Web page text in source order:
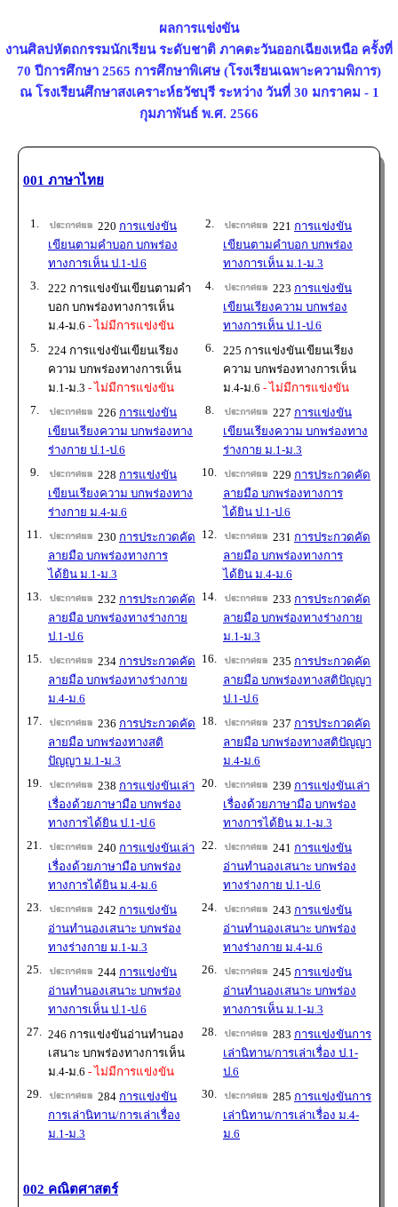
ผลการแข่งขัน
งานศิลปหัตถกรรมนักเรียน ระดับชาติ ภาคตะวันออกเฉียงเหนือ ครั้งที่
70 ปีการศึกษา 2565 การศึกษาพิเศษ (โรงเรียนเฉพาะความพิการ)
ณ โรงเรียนศึกษาสงเคราะห์ธวัชบุรี ระหว่าง วันที่ 30 มกราคม - 1
กุมภาพันธ์ พ.ศ. 2566
001 ภาษาไทย
1. 220 การแข่งขัน
เขียนตามคำบอก บกพร่อง
ทางการเห็น ป.1-ป.6
2. 221 การแข่งขัน
เขียนตามคำบอก บกพร่อง
ทางการเห็น ม.1-ม.3
3.
222 การแข่งขันเขียนตามคำ
บอก บกพร่องทางการเห็น
ม.4-ม.6 - ไม่มีการแข่งขัน
4. 223 การแข่งขัน
เขียนเรียงความ บกพร่อง
ทางการเห็น ป.1-ป.6
5.
224 การแข่งขันเขียนเรียง
ความ บกพร่องทางการเห็น
ม.1-ม.3 - ไม่มีการแข่งขัน
6.
225 การแข่งขันเขียนเรียง
ความ บกพร่องทางการเห็น
ม.4-ม.6 - ไม่มีการแข่งขัน
7.
226 การแข่งขัน
เขียนเรียงความ บกพร่องทาง
ร่างกาย ป.1-ป.6
8. 227 การแข่งขัน
เขียนเรียงความ บกพร่องทาง
ร่างกาย ม.1-ม.3
9.
228 การแข่งขัน
เขียนเรียงความ บกพร่องทาง
ร่างกาย ม.4-ม.6
10. 229 การประกวดคัด
ลายมือ บกพร่องทางการ
ได้ยิน ป.1-ป.6
11.
230 การประกวดคัด
ลายมือ บกพร่องทางการ
ได้ยิน ม.1-ม.3
12. 231 การประกวดคัด
ลายมือ บกพร่องทางการ
ได้ยิน ม.4-ม.6
13.
232 การประกวดคัด
ลายมือ บกพร่องทางร่างกาย
ป.1-ป.6
14. 233 การประกวดคัด
ลายมือ บกพร่องทางร่างกาย
ม.1-ม.3
15.
234 การประกวดคัด
ลายมือ บกพร่องทางร่างกาย
ม.4-ม.6
16. 235 การประกวดคัด
ลายมือ บกพร่องทางสติปัญญา
ป.1-ป.6
17.
236 การประกวดคัด
ลายมือ บกพร่องทางสติ
ปัญญา ม.1-ม.3
18. 237 การประกวดคัด
ลายมือ บกพร่องทางสติปัญญา
ม.4-ม.6
19.
238 การแข่งขันเล่า
เรื่องด้วยภาษามือ บกพร่อง
ทางการได้ยิน ป.1-ป.6
20. 239 การแข่งขันเล่า
เรื่องด้วยภาษามือ บกพร่อง
ทางการได้ยิน ม.1-ม.3
21.
240 การแข่งขันเล่า
เรื่องด้วยภาษามือ บกพร่อง
ทางการได้ยิน ม.4-ม.6
22. 241 การแข่งขัน
อ่านทำนองเสนาะ บกพร่อง
ทางร่างกาย ป.1-ป.6
23.
242 การแข่งขัน
อ่านทำนองเสนาะ บกพร่อง
ทางร่างกาย ม.1-ม.3
24. 243 การแข่งขัน
อ่านทำนองเสนาะ บกพร่อง
ทางร่างกาย ม.4-ม.6
25.
244 การแข่งขัน
อ่านทำนองเสนาะ บกพร่อง
ทางการเห็น ป.1-ป.6
26. 245 การแข่งขัน
อ่านทำนองเสนาะ บกพร่อง
ทางการเห็น ม.1-ม.3
27.
246 การแข่งขันอ่านทำนอง
เสนาะ บกพร่องทางการเห็น
ม.4-ม.6 - ไม่มีการแข่งขัน
28. 283 การแข่งขันการ
เล่านิทาน/การเล่าเรื่อง ป.1-
ป.6
29.
284 การแข่งขัน
การเล่านิทาน/การเล่าเรื่อง
ม.1-ม.3
30. 285 การแข่งขันการ
เล่านิทาน/การเล่าเรื่อง ม.4-
ม.6
002 คณิตศาสตร์